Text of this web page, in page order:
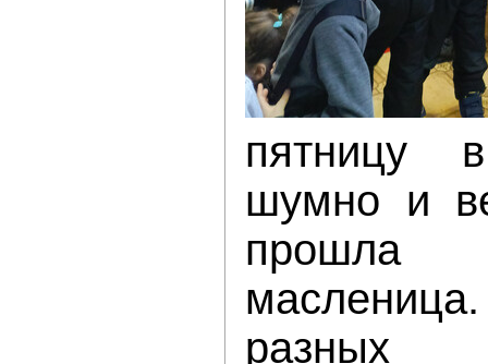
пятницу
шумно и
прошла